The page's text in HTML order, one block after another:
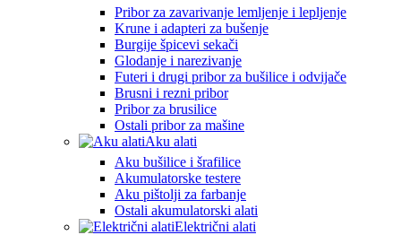
Pribor za zavarivanje lemljenje i lepljenje
Krune i adapteri za bušenje
Burgije špicevi sekači
Glodanje i narezivanje
Futeri i drugi pribor za bušilice i odvijače
Brusni i rezni pribor
Pribor za brusilice
Ostali pribor za mašine
Aku alati
Aku bušilice i šrafilice
Akumulatorske testere
Aku pištolji za farbanje
Ostali akumulatorski alati
Električni alati